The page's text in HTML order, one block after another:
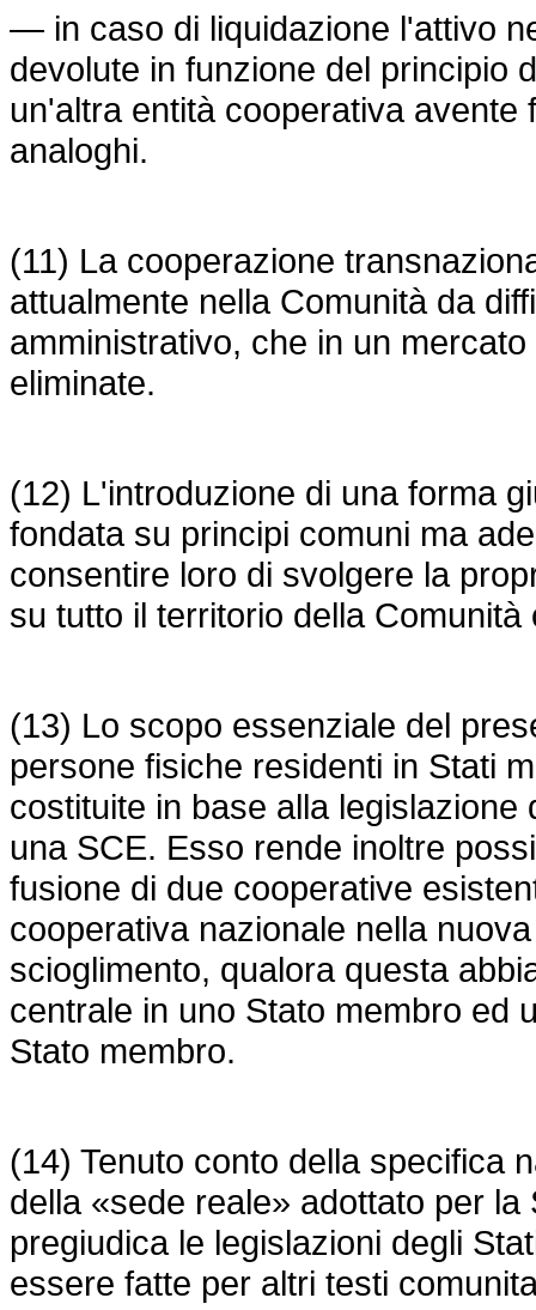
— in caso di liquidazione l'attivo
devolute in funzione del principio
un'altra entità cooperativa
analoghi.
(11) La cooperazione
attualmente nella Comunità da
amministrativo, che in un
eliminate.
(12) L'introduzione di una forma
fondata su principi comuni ma
consentire loro di svolgere la
su tutto il territorio della
(13) Lo scopo essenziale del
persone fisiche residenti in Stati
costituite in base alla
una SCE. Esso rende inoltre
fusione di due cooperative
cooperativa nazionale nella
scioglimento, qualora questa
centrale in uno Stato membro ed
Stato membro.
(14) Tenuto conto della specifica
della «sede reale» adottato per
pregiudica le legislazioni degli
essere fatte per altri testi